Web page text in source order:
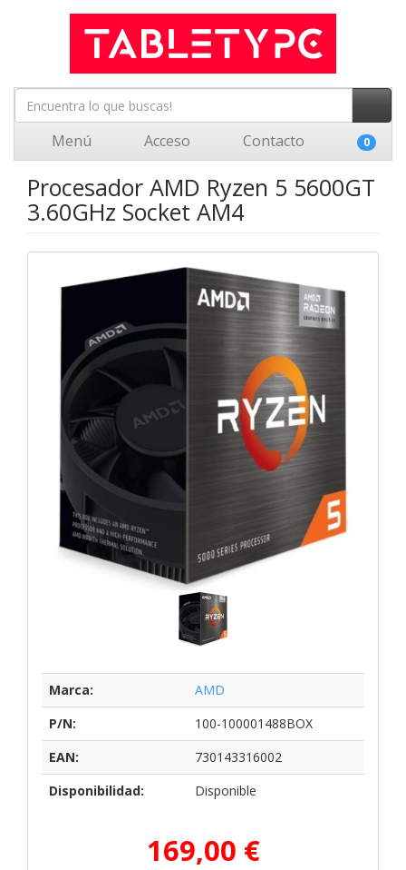
Menú Acceso Contacto 0
Procesador AMD Ryzen 5 5600GT
3.60GHz Socket AM4
Marca:
AMD
P/N:
100-100001488BOX
EAN:
730143316002
Disponibilidad:
Disponible
169,00 €